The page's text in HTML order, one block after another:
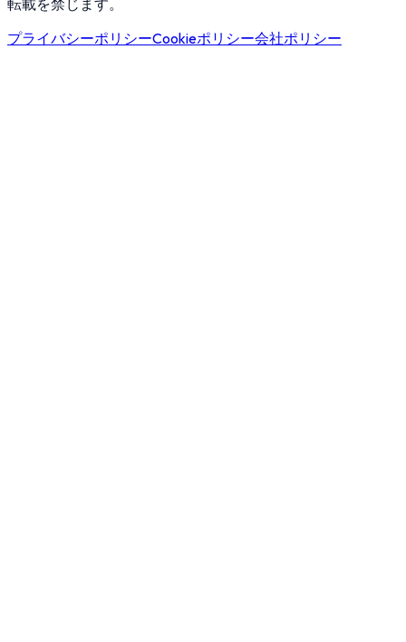
転載を禁じます。
プライバシーポリシーCookieポリシー会社ポリシー